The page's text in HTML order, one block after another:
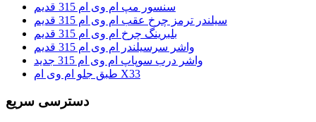
سنسور مپ ام وی ام 315 قدیم
سیلندر ترمز چرخ عقب ام وی ام 315 قدیم
بلبرینگ چرخ ام وی ام 315 قدیم
واشر سرسیلندر ام وی ام 315 قدیم
واشر درب سوپاپ ام وی ام 315 جدید
طبق جلو ام وی ام X33
دسترسی سریع